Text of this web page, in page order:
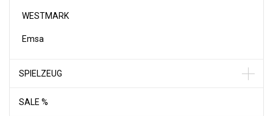
WESTMARK
Emsa
SPIELZEUG
SALE %